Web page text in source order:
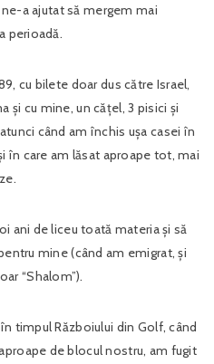
a ajutat să mergem mai
perioadă.
cu bilete doar dus către Israel,
și cu mine, un cățel, 3 pisici și
când am închis ușa casei în
în care am lăsat aproape tot, mai
ani de liceu toată materia și să
mine (când am emigrat, și
“Shalom”).
timpul Războiului din Golf, când
de blocul nostru, am fugit